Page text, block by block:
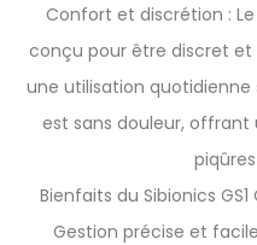
Confort et discrétion :
conçu pour être discret
une utilisation quotidienne
est sans douleur,
Bienfaits du Sibionics
Gestion précise et